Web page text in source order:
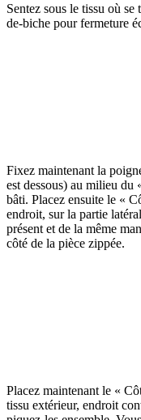
Sentez sous le tissu où
de-biche pour fermeture
Fixez maintenant la
est dessous) au milieu du
bâti. Placez ensuite le «
endroit, sur la partie
présent et de la même
côté de la pièce zippée.
Placez maintenant le «
tissu extérieur, endroit